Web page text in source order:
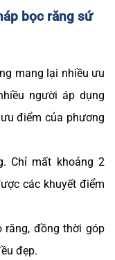
bọc răng sứ
mang lại nhiều ưu
người áp dụng
điểm của phương
Chỉ mất khoảng 2
các khuyết điểm
răng, đồng thời góp
đẹp.